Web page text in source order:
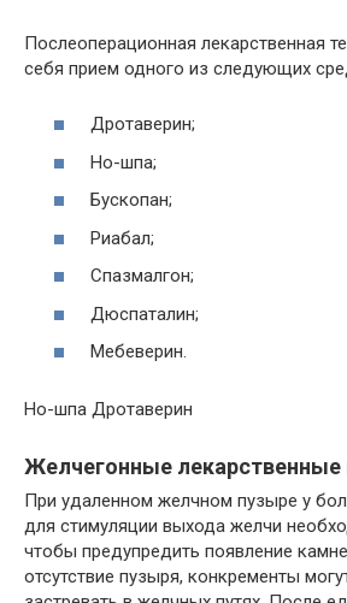
Послеоперационная лекарственная
себя прием одного из следующих
Дротаверин;
Но-шпа;
Бускопан;
Риабал;
Спазмалгон;
Дюспаталин;
Мебеверин.
Но-шпа Дротаверин
Желчегонные лекарственные
При удаленном желчном пузыре у
для стимуляции выхода желчи
чтобы предупредить появление
отсутствие пузыря, конкременты